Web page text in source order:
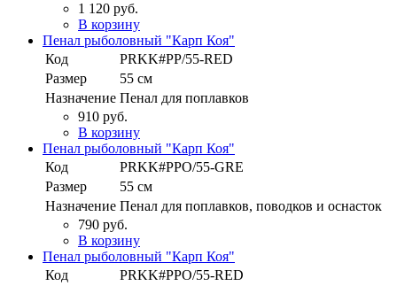
1 120 руб.
В корзину
Пенал рыболовный "Карп Коя"
Код
PRKK#PP/55-RED
Размер
55 см
Назначение Пенал для поплавков
910 руб.
В корзину
Пенал рыболовный "Карп Коя"
Код
PRKK#PPO/55-GRE
Размер
55 см
Назначение Пенал для поплавков, поводков и оснасток
790 руб.
В корзину
Пенал рыболовный "Карп Коя"
Код
PRKK#PPO/55-RED